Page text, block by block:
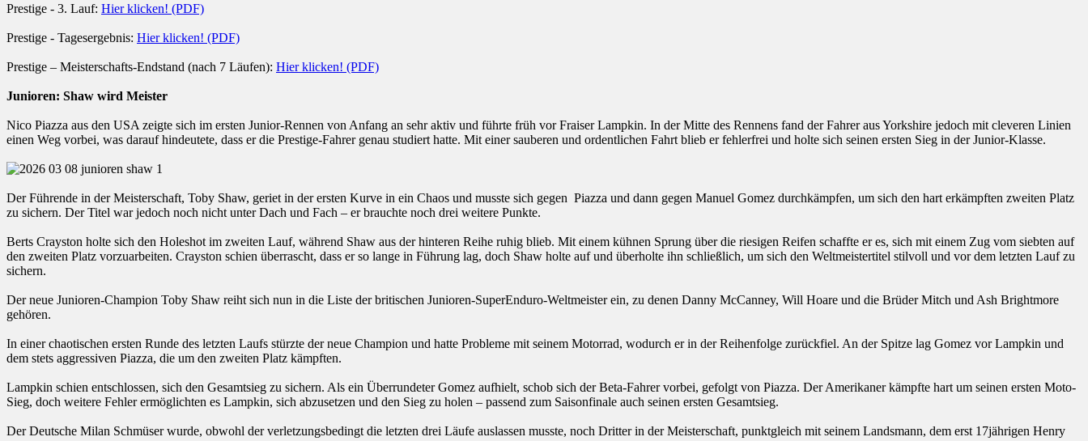
Prestige - 3. Lauf: Hier klicken! (PDF)
Prestige - Tagesergebnis: Hier klicken! (PDF)
Prestige – Meisterschafts-Endstand (nach 7 Läufen): Hier klicken! (PDF)
Junioren: Shaw wird Meister
Nico Piazza aus den USA zeigte sich im ersten Junior-Rennen von Anfang an sehr aktiv und führte früh vor Fraiser Lampkin. In der Mitte des Rennens fand der Fahrer aus Yorkshire jedoch mit cleveren Linien
einen Weg vorbei, was darauf hindeutete, dass er die Prestige-Fahrer genau studiert hatte. Mit einer sauberen und ordentlichen Fahrt blieb er fehlerfrei und holte sich seinen ersten Sieg in der Junior-Klasse.
Der Führende in der Meisterschaft, Toby Shaw, geriet in der ersten Kurve in ein Chaos und musste sich gegen Piazza und dann gegen Manuel Gomez durchkämpfen, um sich den hart erkämpften zweiten Platz
zu sichern. Der Titel war jedoch noch nicht unter Dach und Fach – er brauchte noch drei weitere Punkte.
Berts Crayston holte sich den Holeshot im zweiten Lauf, während Shaw aus der hinteren Reihe ruhig blieb. Mit einem kühnen Sprung über die riesigen Reifen schaffte er es, sich mit einem Zug vom siebten auf
den zweiten Platz vorzuarbeiten. Crayston schien überrascht, dass er so lange in Führung lag, doch Shaw holte auf und überholte ihn schließlich, um sich den Weltmeistertitel stilvoll und vor dem letzten Lauf zu
sichern.
Der neue Junioren-Champion Toby Shaw reiht sich nun in die Liste der britischen Junioren-SuperEnduro-Weltmeister ein, zu denen Danny McCanney, Will Hoare und die Brüder Mitch und Ash Brightmore
gehören.
In einer chaotischen ersten Runde des letzten Laufs stürzte der neue Champion und hatte Probleme mit seinem Motorrad, wodurch er in der Reihenfolge zurückfiel. An der Spitze lag Gomez vor Lampkin und
dem stets aggressiven Piazza, die um den zweiten Platz kämpften.
Lampkin schien entschlossen, sich den Gesamtsieg zu sichern. Als ein Überrundeter Gomez aufhielt, schob sich der Beta-Fahrer vorbei, gefolgt von Piazza. Der Amerikaner kämpfte hart um seinen ersten Moto-
Sieg, doch weitere Fehler ermöglichten es Lampkin, sich abzusetzen und den Sieg zu holen – passend zum Saisonfinale auch seinen ersten Gesamtsieg.
Der Deutsche Milan Schmüser wurde, obwohl der verletzungsbedingt die letzten drei Läufe auslassen musste, noch Dritter in der Meisterschaft, punktgleich mit seinem Landsmann, dem erst 17jährigen Henry